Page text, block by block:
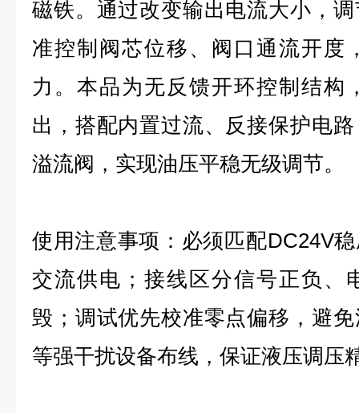
磁铁。通过改变输出电流大小，
准控制阀芯位移、阀口通流开度
力。本品为无反馈开环控制结构
出，搭配内置过流、反接保护电
溢流阀，实现油压平稳无级调节。
使用注意事项：必须匹配DC24V
交流供电；接线区分信号正负、
毁；调试优先校准零点偏移，避
等强干扰设备布线，保证液压调压